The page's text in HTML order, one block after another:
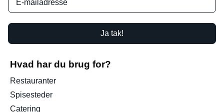
Ja tak!
Hvad har du brug for?
Restauranter
Spisesteder
Catering